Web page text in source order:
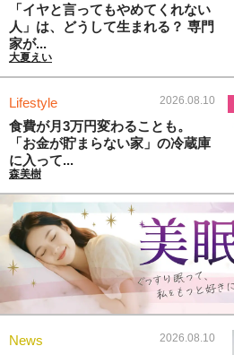
「イヤと言ってもやめてくれない
人」は、どうして生まれる？ 専門
家が...
大夏えい
Lifestyle 2026.08.10
食費が月3万円変わることも。
「お金が貯まらない家」の冷蔵庫
に入って...
森美樹
News 2026.08.10